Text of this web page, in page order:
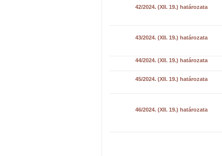
42/2024. (XII. 19.) határozata
43/2024. (XII. 19.) határozata
44/2024. (XII. 19.) határozata
45/2024. (XII. 19.) határozata
46/2024. (XII. 19.) határozata